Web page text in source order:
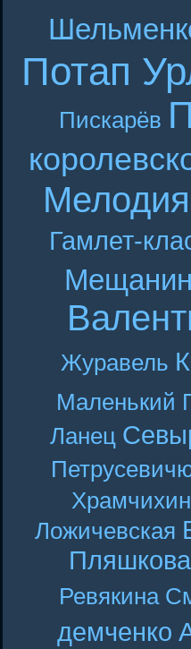
Потап
Пискарёв
Мелодия
Гамлет-
Мещанин
Журавель
Маленький
Ланец
Храмчихин
Ложичевская
Пляшкова
Ревякина
демченко